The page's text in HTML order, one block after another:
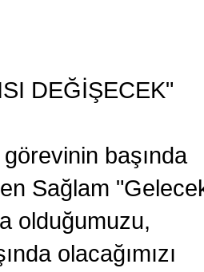
DEĞİŞECEK"
başında
Sağlam
olduğumuzu,
olacağımızı